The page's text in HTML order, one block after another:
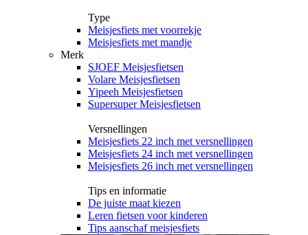
Type
Meisjesfiets met voorrekje
Meisjesfiets met mandje
Merk
SJOEF Meisjesfietsen
Volare Meisjesfietsen
Yipeeh Meisjesfietsen
Supersuper Meisjesfietsen
Versnellingen
Meisjesfiets 22 inch met versnellingen
Meisjesfiets 24 inch met versnellingen
Meisjesfiets 26 inch met versnellingen
Tips en informatie
De juiste maat kiezen
Leren fietsen voor kinderen
Tips aanschaf meisjesfiets